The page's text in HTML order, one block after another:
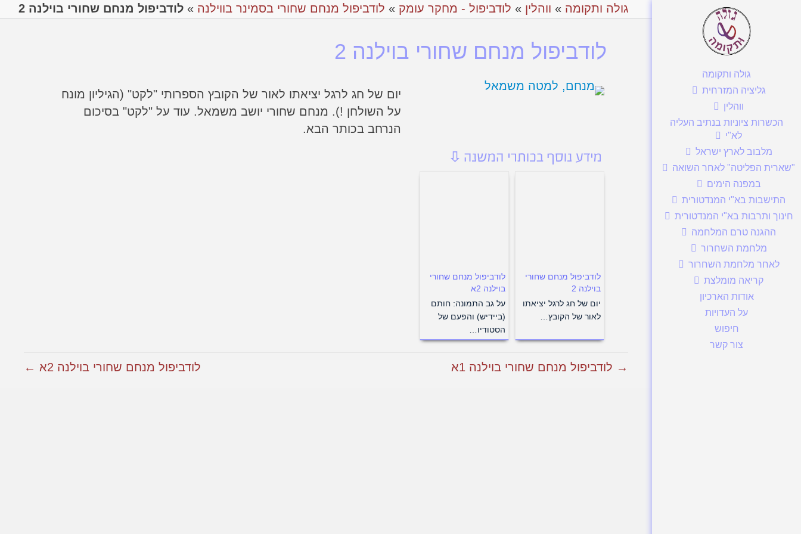
גולה ותקומה
גליציה המזרחית
ווהלין
הכשרות ציוניות בנתיב העליה
לא"י
מלבוב לארץ ישראל
"שארית הפליטה" לאחר השואה
במפנה הימים
התישבות בא"י המנדטורית
חינוך ותרבות בא"י המנדטורית
ההגנה טרם המלחמה
מלחמת השחרור
לאחר מלחמת השחרור
קריאה מומלצת
אודות הארכיון
על העדויות
חיפוש
צור קשר
גולה ותקומה » ווהלין » לודביפול - מחקר עומק » לודביפול מנחם שחורי בסמינר בווילנה » לודביפול מנחם שחורי בוילנה 2
לודביפול מנחם שחורי בוילנה 2
יום של חג לרגל יציאתו לאור של הקובץ הספרותי "לקט" (הגיליון מונח
על השולחן !). מנחם שחורי יושב משמאל. עוד על "לקט" בסיכום
הנרחב בכותר הבא.
לודביפול מנחם שחורי
בוילנה 2
יום של חג לרגל יציאתו
לאור של הקובץ…
לודביפול מנחם שחורי
בוילנה 2א
על גב התמונה: חותם
(ביידיש) והפעם של
הסטודיו…
→ לודביפול מנחם שחורי בוילנה 1א לודביפול מנחם שחורי בוילנה 2א ←